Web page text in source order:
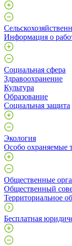
Информация о
Социальная сфера
Здравоохранение
Культура
Образование
Социальная защита
Экология
Особо охраняемые
Общественные
Общественный
Территориальное
Бесплатная